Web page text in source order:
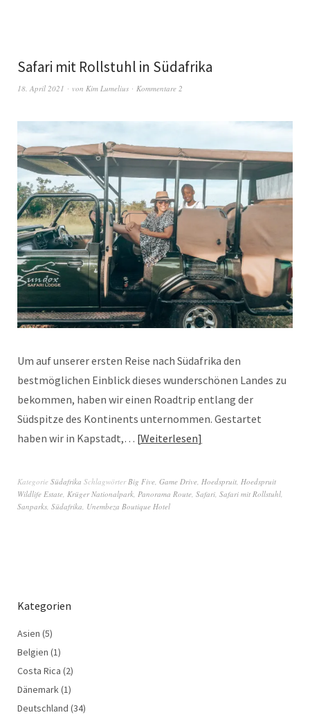
Safari mit Rollstuhl in Südafrika
18. April 2021 von Kim Lumelius Kommentare 2
Um auf unserer ersten Reise nach Südafrika den
bestmöglichen Einblick dieses wunderschönen Landes zu
bekommen, haben wir einen Roadtrip entlang der
Südspitze des Kontinents unternommen. Gestartet
haben wir in Kapstadt,… Weiterlesen
Kategorie Südafrika Schlagwörter Big Five Game Drive Hoedspruit Hoedspruit
Wildlife Estate Krüger Nationalpark Panorama Route Safari Safari mit Rollstuhl
Sanparks Südafrika Unembeza Boutique Hotel
Kategorien
Asien (5)
Belgien (1)
Costa Rica (2)
Dänemark (1)
Deutschland (34)